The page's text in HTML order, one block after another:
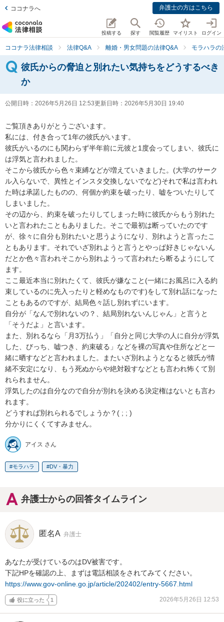
ココナラへ 弁護士の方はこちら
投稿する 探す 閲覧履歴 マイリスト ログイン
ココナラ法律相談 法律Q&A 離婚・男女問題の法律Q&A モラハラの
彼氏からの脅迫と別れたい気持ちをどうするべき
か
公開日時： 2026年5月26日 12:53更新日時： 2026年5月30日 19:40
ご覧頂きありがとうございます。
私には、付き合って1年の彼氏がいます。
彼氏がいるのにも関わらず半年前に元彼と1度会ってしまい、彼氏に
は浮気と言われました。
そこから彼氏から色々束縛などが増えていきました。(大学のサーク
ル入らないで、異性とインスタ交換しないでなど)それで私は言われ
た時は承諾したものの、何個か約束を破ったり、嘘をついたりして
しまいました。
その辺から、約束を破ったりしてしまった時に彼氏からもう別れた
いと言われたこともありました。そこで最初は断っていたのです
が、徐々に自分も別れたいと思うようになり、別れようと言ったこ
ともあります。それでいざ別れようと言うとやっぱ好きじゃないん
だとか色々言われそこから別れようって言われたら断るようにして
ます。
ここ最近本当に別れたくて、彼氏が嫌なこと(一緒にお風呂に入る約
束しているのに先入ったりと軽めなものです)をして別れ話になった
こともあるのですが、結局色々話し別れずにいます。
自分が「なんで別れないの？、結局別れないんじゃん」と言うと
「そうだよ」と言います。
また、別れるなら「月3万払う」「自分と同じ大学の人に自分が浮気
した、びっち、嘘つき、約束破る」などを裸の写真や住所などと一
緒に晒すなどと言われました。またいざ別れようとなると彼氏が情
緒不安定になり、もう死ぬからや絶対殺すなどとも言われ怖くて別
れられません。
浮気したのは自分なので自分が別れを決める決定権はないとも言わ
れます。
どうすれば別れられるでしょうか？( ; ; )
分かりにくくてすみません。
アイス さん
モラハラ DV・暴力
弁護士からの回答タイムライン
匿名A 弁護士
あなたが受けているのはDV被害です。
https://www.gov-online.go.jp/article/202402/entry-5667.html
役に立った 1 2026年5月26日 12:53